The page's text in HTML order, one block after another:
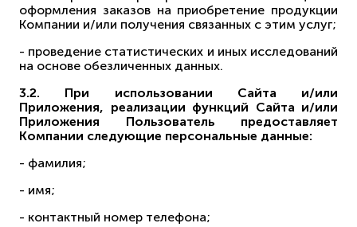
оформления заказов на приобретение продукции
Компании и/или получения связанных с этим услуг;
- проведение статистических и иных исследований
на основе обезличенных данных.
3.2. При использовании Сайта и/или
Приложения, реализации функций Сайта и/или
Приложения Пользователь предоставляет
Компании следующие персональные данные:
- фамилия;
- имя;
- контактный номер телефона;